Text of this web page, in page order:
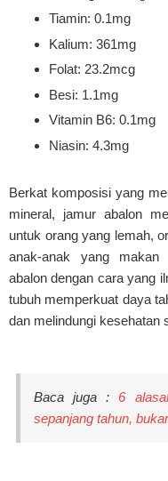
Tiamin: 0.1mg
Kalium: 361mg
Folat: 23.2mcg
Besi: 1.1mg
Vitamin B6: 0.1mg
Niasin: 4.3mg
Berkat komposisi yang
mineral, jamur abalon
untuk orang yang lemah,
anak-anak yang makan
abalon dengan cara yang
tubuh memperkuat daya
dan melindungi kesehatan
Baca juga : 6
sepanjang tahun,